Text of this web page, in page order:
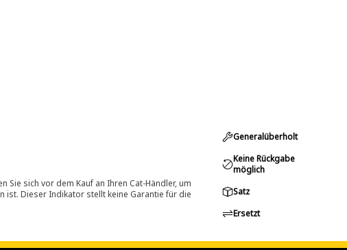
sich vor dem Kauf an Ihren Cat-Händler, um
ist. Dieser Indikator stellt keine Garantie für die
Generalüberholt
Keine Rückgabe
möglich
Satz
Ersetzt